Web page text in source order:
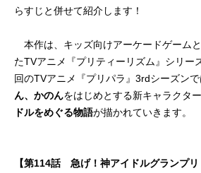
らすじと併せて紹介します！
本作は、キッズ向けアーケードゲーム
たTVアニメ『プリティーリズム』シリー
回のTVアニメ『プリパラ』3rdシーズンで
ん、かのんをはじめとする新キャラクタ
ドルをめぐる物語が描かれていきます。
【第114話 急げ！神アイドルグランプリ